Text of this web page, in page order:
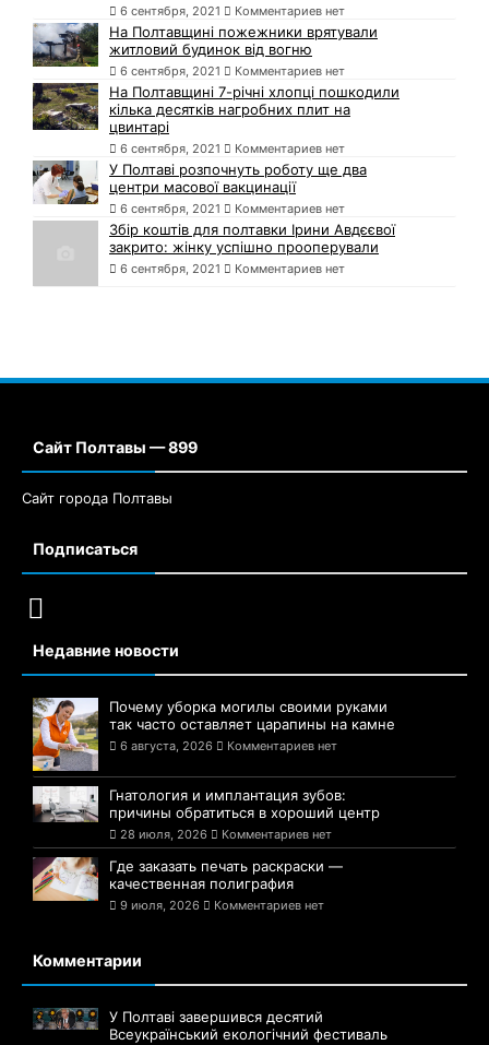
6 сентября, 2021 Комментариев нет
На Полтавщині пожежники врятували
житловий будинок від вогню
6 сентября, 2021 Комментариев нет
На Полтавщині 7-річні хлопці пошкодили
кілька десятків нагробних плит на
цвинтарі
6 сентября, 2021 Комментариев нет
У Полтаві розпочнуть роботу ще два
центри масової вакцинації
6 сентября, 2021 Комментариев нет
Збір коштів для полтавки Ірини Авдєєвої
закрито: жінку успішно прооперували
6 сентября, 2021 Комментариев нет
Сайт Полтавы — 899
Сайт города Полтавы
Подписаться
Недавние новости
Почему уборка могилы своими руками
так часто оставляет царапины на камне
6 августа, 2026 Комментариев нет
Гнатология и имплантация зубов:
причины обратиться в хороший центр
28 июля, 2026 Комментариев нет
Где заказать печать раскраски —
качественная полиграфия
9 июля, 2026 Комментариев нет
Комментарии
У Полтаві завершився десятий
Всеукраїнський екологічний фестиваль